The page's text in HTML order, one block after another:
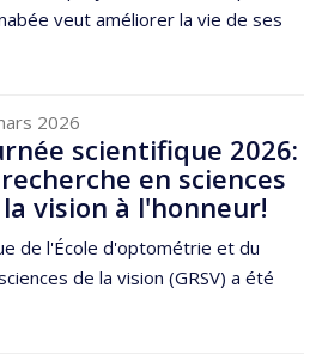
veut améliorer la vie de ses
2026
scientifique 2026:
en sciences
vision à l'honneur!
de l'École d'optométrie et du
de la vision (GRSV) a été